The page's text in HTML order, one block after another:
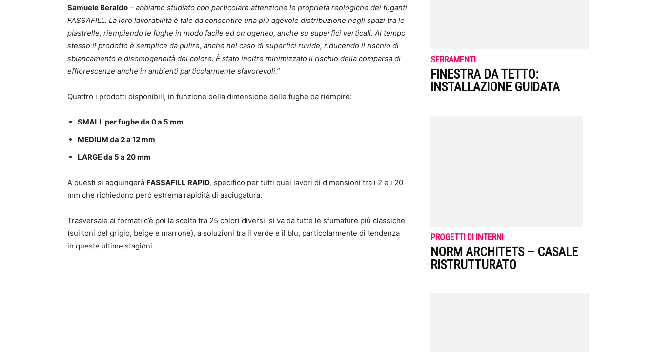
Samuele Beraldo – abbiamo studiato con particolare attenzione le proprietà reologiche dei fuganti
FASSAFILL. La loro lavorabilità è tale da consentire una più agevole distribuzione negli spazi tra le
piastrelle, riempiendo le fughe in modo facile ed omogeneo, anche su superfici verticali. Al tempo
stesso il prodotto è semplice da pulire, anche nel caso di superfici ruvide, riducendo il rischio di
sbiancamento e disomogeneità del colore. È stato inoltre minimizzato il rischio della comparsa di
efflorescenze anche in ambienti particolarmente sfavorevoli.”
Quattro i prodotti disponibili, in funzione della dimensione delle fughe da riempire:
SMALL per fughe da 0 a 5 mm
MEDIUM da 2 a 12 mm
LARGE da 5 a 20 mm
A questi si aggiungerà FASSAFILL RAPID, specifico per tutti quei lavori di dimensioni tra i 2 e i 20
mm che richiedono però estrema rapidità di asciugatura.
Trasversale ai formati c’è poi la scelta tra 25 colori diversi: si va da tutte le sfumature più classiche
(sui toni del grigio, beige e marrone), a soluzioni tra il verde e il blu, particolarmente di tendenza
in queste ultime stagioni.
SERRAMENTI
FINESTRA DA TETTO:
INSTALLAZIONE GUIDATA
PROGETTI DI INTERNI
NORM ARCHITETS – CASALE
RISTRUTTURATO